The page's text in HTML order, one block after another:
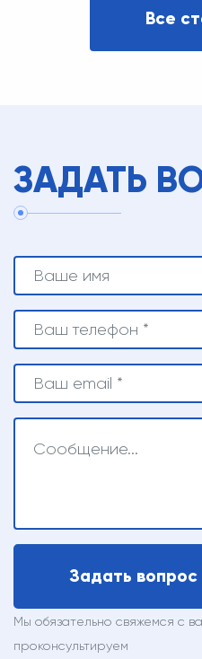
Все
ЗАДАТЬ
Задать вопрос
Мы обязательно свяжемся с
проконсультируем